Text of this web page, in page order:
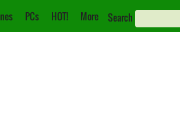
PCs HOT! More Search